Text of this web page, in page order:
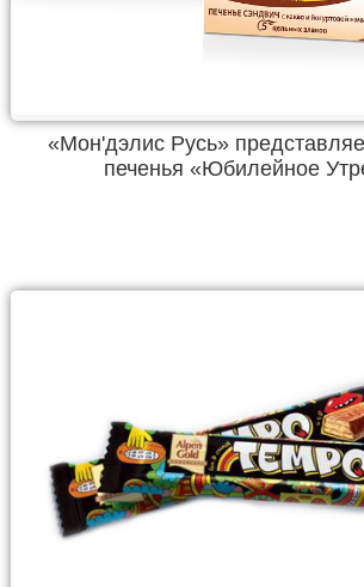
«Мон'дэлис Русь»
печенья «Юбилейное